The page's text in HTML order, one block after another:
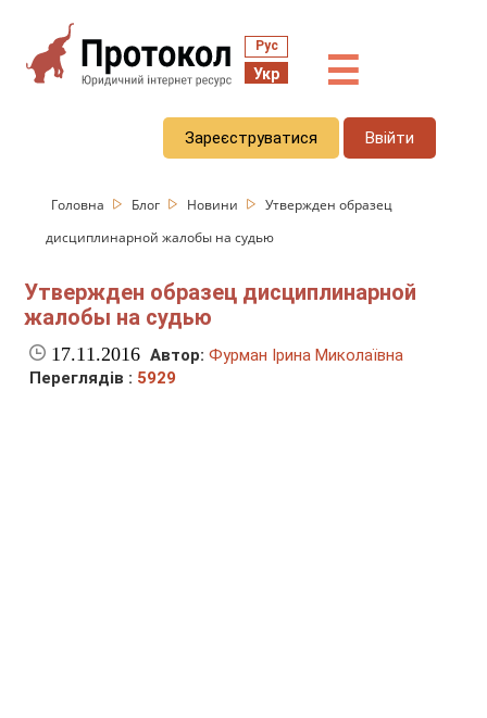
Рус
Укр ☰
Зареєструватися Ввійти
Головна Блог Новини
Утвержден образец
дисциплинарной жалобы на судью
Утвержден образец дисциплинарной
жалобы на судью
17.11.2016 Автор: Фурман Ірина Миколаївна
Переглядів : 5929